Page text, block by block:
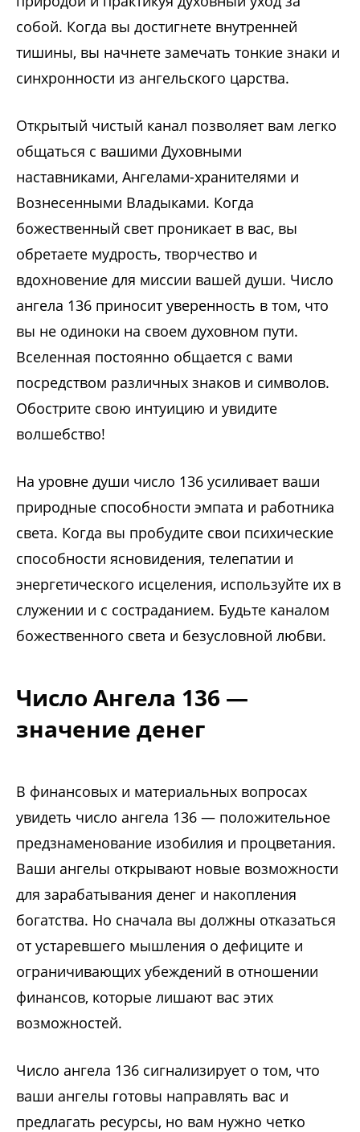
собой. Когда вы достигнете внутренней
тишины, вы начнете замечать тонкие знаки и
синхронности из ангельского царства.
Открытый чистый канал позволяет вам легко
общаться с вашими Духовными
наставниками, Ангелами-хранителями и
Вознесенными Владыками. Когда
божественный свет проникает в вас, вы
обретаете мудрость, творчество и
вдохновение для миссии вашей души. Число
ангела 136 приносит уверенность в том, что
вы не одиноки на своем духовном пути.
Вселенная постоянно общается с вами
посредством различных знаков и символов.
Обострите свою интуицию и увидите
волшебство!
На уровне души число 136 усиливает ваши
природные способности эмпата и работника
света. Когда вы пробудите свои психические
способности ясновидения, телепатии и
энергетического исцеления, используйте их в
служении и с состраданием. Будьте каналом
божественного света и безусловной любви.
Число Ангела 136 —
значение денег
В финансовых и материальных вопросах
увидеть число ангела 136 — положительное
предзнаменование изобилия и процветания.
Ваши ангелы открывают новые возможности
для зарабатывания денег и накопления
богатства. Но сначала вы должны отказаться
от устаревшего мышления о дефиците и
ограничивающих убеждений в отношении
финансов, которые лишают вас этих
возможностей.
Число ангела 136 сигнализирует о том, что
ваши ангелы готовы направлять вас и
предлагать ресурсы, но вам нужно четко